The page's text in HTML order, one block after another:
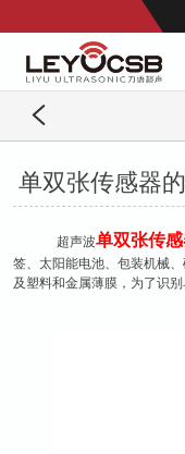
单双张传感器
超声波单双张传
签、太阳能电池、包装机械
及塑料和金属薄膜，为了识别